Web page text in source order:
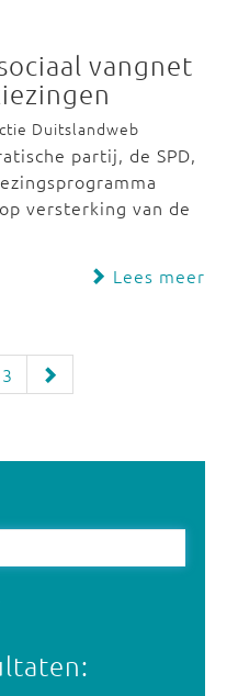
vangnet
Duitslandweb
partij, de SPD,
versterking van de
Lees meer
3